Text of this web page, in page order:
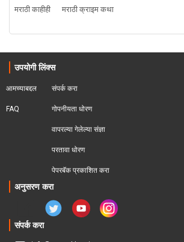
मराठी काहीही
मराठी क्राइम कथा
उपयोगी लिंक्स
आमच्याबद्दल
FAQ
संपर्क करा
गोपनीयता धोरण
वापरल्या गेलेल्या संज्ञा
परतावा धोरण
पेपरबॅक प्रकाशित करा
अनुसरण करा
संपर्क करा